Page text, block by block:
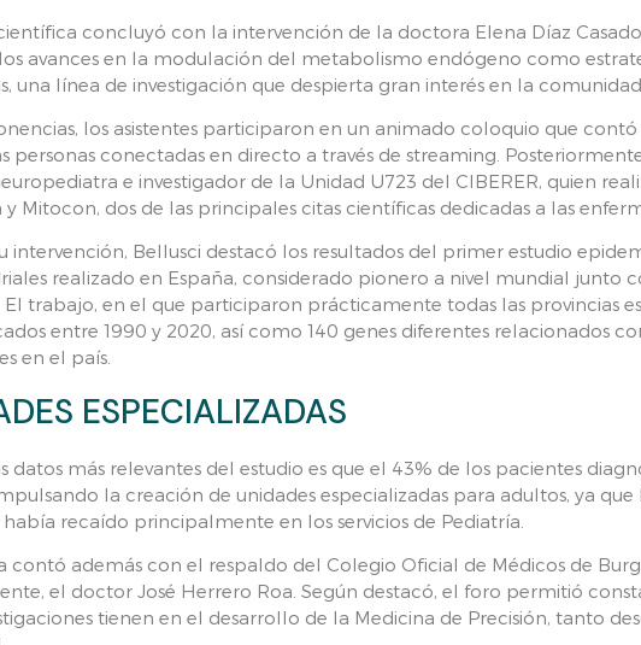
concluyó con la intervención de la doctora Elena Díaz
avances en la modulación del metabolismo endógeno como
una línea de investigación que despierta gran interés en la
los asistentes participaron en un animado coloquio que
personas conectadas en directo a través de streaming.
e investigador de la Unidad U723 del CIBERER, quien
y Mitocon, dos de las principales citas científicas dedicadas a las
intervención, Bellusci destacó los resultados del primer estudio
realizado en España, considerado pionero a nivel mundial junto
El trabajo, en el que participaron prácticamente todas las provincias
entre 1990 y 2020, así como 140 genes diferentes relacionados
en el país.
ESPECIALIZADAS
datos más relevantes del estudio es que el 43% de los pacientes
la creación de unidades especializadas para adultos, ya
recaído principalmente en los servicios de Pediatría.
contó además con el respaldo del Colegio Oficial de Médicos de
el doctor José Herrero Roa. Según destacó, el foro permitió
tienen en el desarrollo de la Medicina de Precisión, tanto